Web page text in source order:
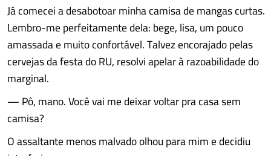
Já comecei a desabotoar minha camisa de mangas curtas.
Lembro-me perfeitamente dela: bege, lisa, um pouco
amassada e muito confortável. Talvez encorajado pelas
cervejas da festa do RU, resolvi apelar à razoabilidade do
marginal.
— Pô, mano. Você vai me deixar voltar pra casa sem
camisa?
O assaltante menos malvado olhou para mim e decidiu